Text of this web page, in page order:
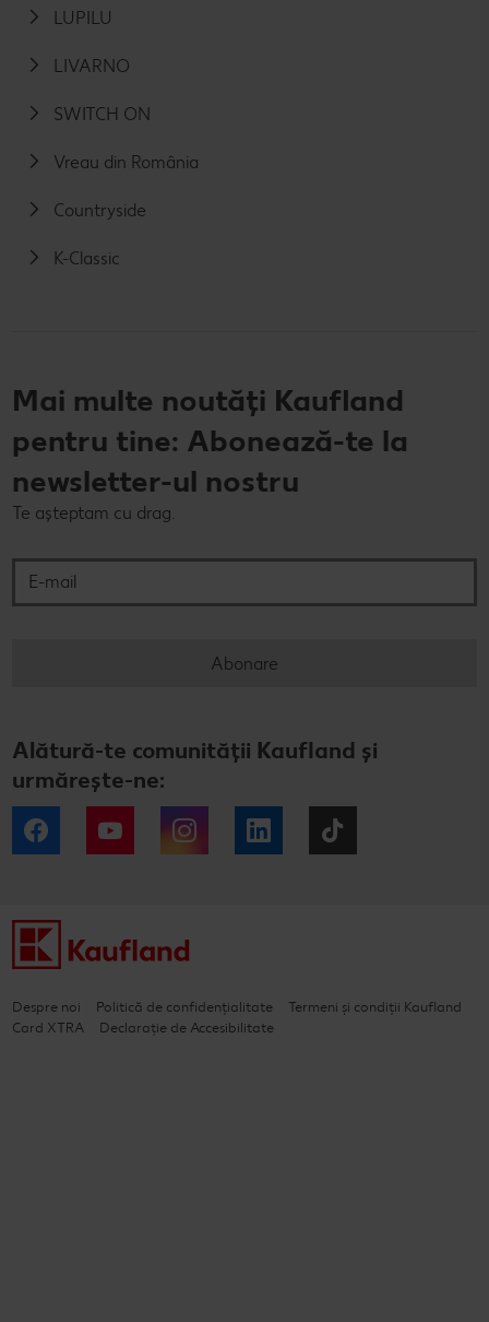
LUPILU
LIVARNO
SWITCH ON
Vreau din România
Countryside
K-Classic
Mai multe noutăți Kaufland
pentru tine: Abonează-te la
newsletter-ul nostru
Te așteptam cu drag.
Abonare
Alătură-te comunității Kaufland și
urmărește-ne:
Facebook YouTube Instagram LinkedIn
Despre noi Politică de confidențialitate
Termeni și condiții Kaufland
Card XTRA
Declarație de Accesibilitate